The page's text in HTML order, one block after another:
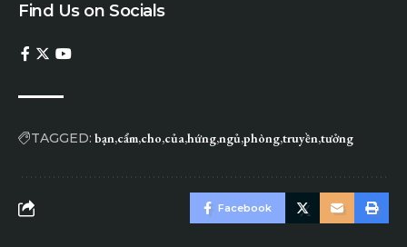
Find Us on Socials
TAGGED: bạn cẩm cho củahứngngủphòngtruyềntưởng
Facebook